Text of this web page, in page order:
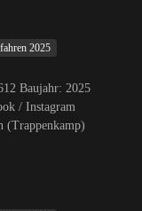
2025
Baujahr: 2025
/ Instagram
(Trappenkamp)